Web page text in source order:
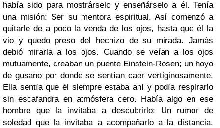
había sido para mostrárselo y enseñárselo a él. Tenía
una misión: Ser su mentora espiritual. Así comenzó a
quitarle de a poco la venda de los ojos, hasta que él la
vio y quedo preso del hechizo de su mirada. Jamás
debió mirarla a los ojos. Cuando se veían a los ojos
mutuamente, creaban un puente Einstein-Rosen; un hoyo
de gusano por donde se sentían caer vertiginosamente.
Ella sentía que él siempre estaba ahí y podía respirarlo
sin escafandra en atmósfera cero. Había algo en ese
hombre que la invitaba a descubrirlo: Un rumor de
soledad que la invitaba a acompañarlo a la distancia.